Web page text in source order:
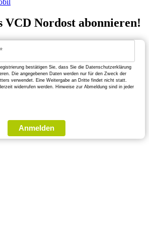
VCD Nordost abonnieren!
bestätigen Sie, dass Sie die Datenschutzerklärung
Die angegebenen Daten werden nur für den Zweck der
verwendet. Eine Weitergabe an Dritte findet nicht statt.
widerrufen werden. Hinweise zur Abmeldung sind in jeder
Anmelden